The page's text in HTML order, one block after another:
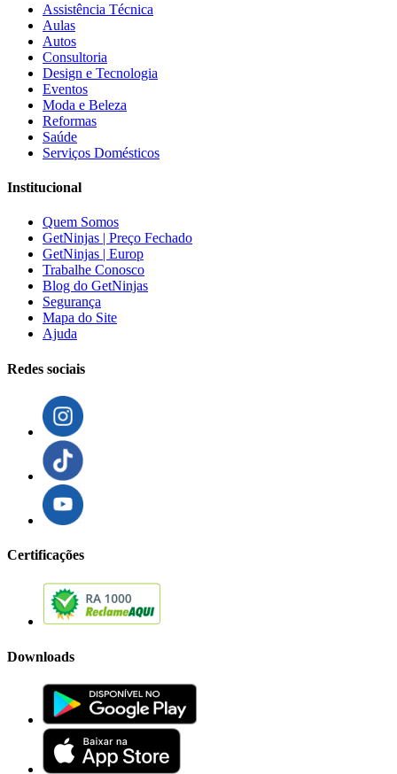
Assistência Técnica
Aulas
Autos
Consultoria
Design e Tecnologia
Eventos
Moda e Beleza
Reformas
Saúde
Serviços Domésticos
Institucional
Quem Somos
GetNinjas | Preço Fechado
GetNinjas | Europ
Trabalhe Conosco
Blog do GetNinjas
Segurança
Mapa do Site
Ajuda
Redes sociais
Certificações
Downloads